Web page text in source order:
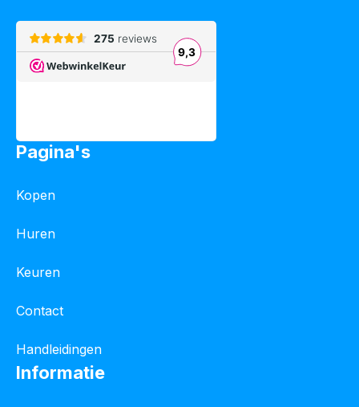
Pagina's
Kopen
Huren
Keuren
Contact
Handleidingen
Informatie